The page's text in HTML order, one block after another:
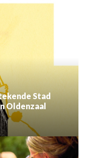
Stad
Oldenzaal